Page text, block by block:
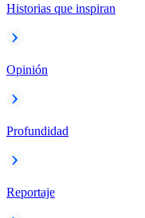
Historias que inspiran
Opinión
Profundidad
Reportaje